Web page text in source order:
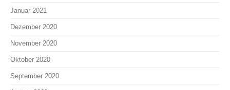
Januar 2021
Dezember 2020
November 2020
Oktober 2020
September 2020